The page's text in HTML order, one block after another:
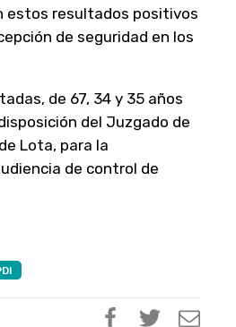
estos resultados positivos
de seguridad en los
de 67, 34 y 35 años
del Juzgado de
Lota, para la
de control de